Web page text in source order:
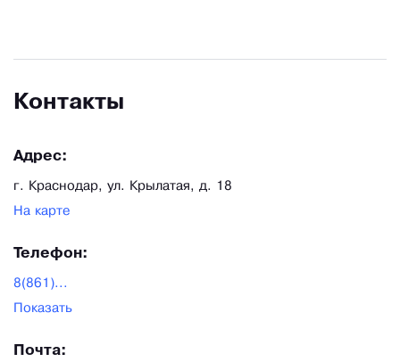
Контакты
Адрес:
г. Краснодар, ул. Крылатая, д. 18
На карте
Телефон:
8(861)...
Показать
Почта: